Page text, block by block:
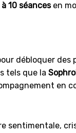
à 10 séancesen
débloquer des
tels que la
en
sentimentale,